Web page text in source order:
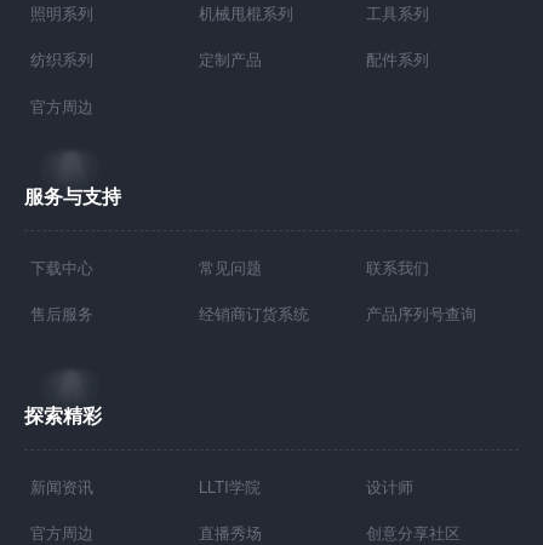
照明系列 机械甩棍系列 工具系列
纺织系列 定制产品 配件系列
官方周边
服务与支持
下载中心 常见问题 联系我们
售后服务 经销商订货系统 产品序列号查询
探索精彩
新闻资讯 LLTI学院 设计师
官方周边 直播秀场 创意分享社区